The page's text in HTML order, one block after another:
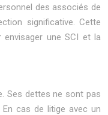
des associés de
significative. Cette
une SCI et la
Ses dettes ne sont pas
cas de litige avec un